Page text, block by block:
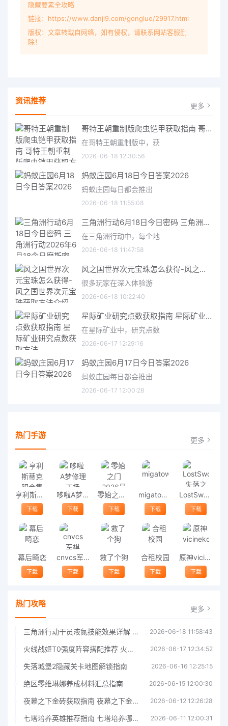
隐藏要素全攻略
链接：https://www.danji9.com/gonglue/29917.html
版权：文章转载自网络，如有侵权，请联系网站客服删
除！
资讯推荐 更多
哥特王朝重制版爬虫铠甲获取指南 哥特王朝重制版爬虫铠甲获取方法
在哥特王朝重制版中，获
2026-06-18 12:30:56
蚂蚁庄园6月18日今日答案2026
蚂蚁庄园每日都会推出
2026-06-18 11:55:08
三角洲行动6月18日今日密码 三角洲行动2026年6月18今日摩斯密码分享
在三角洲行动中，每个地
2026-06-18 11:47:58
风之国世界次元宝珠怎么获得-风之国世界次元宝珠获取方法介绍
很多玩家在深入体验游
2026-06-18 10:22:40
星际矿业研究点数获取指南 星际矿业研究点数获取方法
在星际矿业中，研究点数
2026-06-17 12:29:16
蚂蚁庄园6月17日今日答案2026
蚂蚁庄园每日都会推出
2026-06-17 12:00:28
热门手游 更多
亨利斯蒂克明合集
下载
哆啦A梦修理工场
下载
零始之门2026最新版
下载
migatowemyworld1.68
下载
LostSword失落之剑
下载
幕后畸恋
下载
cnvcs军棋
下载
救了个狗
下载
合租校园
下载
原神vicineko
下载
热门攻略 更多
三角洲行动干员液氮技能效果详解 三角洲行动干员液氮技能介绍 2026-06-18 11:58:43
火线战姬T0强度阵容搭配推荐 火线战姬T0强度阵容哪个好 2026-06-17 12:34:52
失落城堡2隐藏关卡地图解锁指南 2026-06-16 12:25:15
绝区零维琳娜养成材料汇总指南 2026-06-15 12:00:30
夜幕之下金砖获取指南 夜幕之下金砖获取方法 2026-06-12 12:26:28
七塔培养英雄推荐指南 七塔培养哪个英雄好 2026-06-11 12:00:31